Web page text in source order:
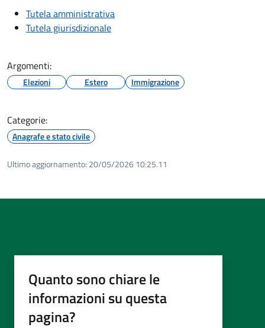
Tutela amministrativa
Tutela giurisdizionale
Argomenti:
Elezioni Estero Immigrazione
Categorie:
Anagrafe e stato civile
Ultimo aggiornamento: 20/05/2026 10:25.11
Quanto sono chiare le
informazioni su questa
pagina?